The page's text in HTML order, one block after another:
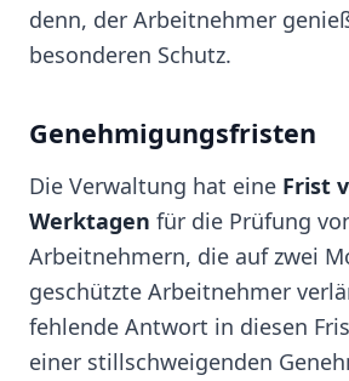
denn, der Arbeitnehmer
besonderen Schutz.
Genehmigungsfristen
Die Verwaltung hat eine Frist
Werktagen für die Prüfung
Arbeitnehmern, die auf zwei
geschützte Arbeitnehmer
fehlende Antwort in diesen
einer stillschweigenden